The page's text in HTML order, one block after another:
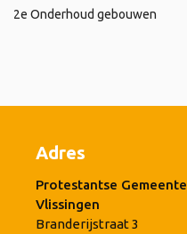
2e Onderhoud gebouwen
Adres
Protestantse Gemeente
Vlissingen
Branderijstraat 3